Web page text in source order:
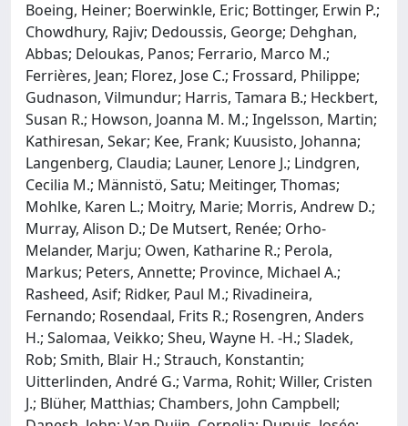
Boeing, Heiner; Boerwinkle, Eric; Bottinger, Erwin P.;
Chowdhury, Rajiv; Dedoussis, George; Dehghan,
Abbas; Deloukas, Panos; Ferrario, Marco M.;
Ferrières, Jean; Florez, Jose C.; Frossard, Philippe;
Gudnason, Vilmundur; Harris, Tamara B.; Heckbert,
Susan R.; Howson, Joanna M. M.; Ingelsson, Martin;
Kathiresan, Sekar; Kee, Frank; Kuusisto, Johanna;
Langenberg, Claudia; Launer, Lenore J.; Lindgren,
Cecilia M.; Männistö, Satu; Meitinger, Thomas;
Mohlke, Karen L.; Moitry, Marie; Morris, Andrew D.;
Murray, Alison D.; De Mutsert, Renée; Orho-
Melander, Marju; Owen, Katharine R.; Perola,
Markus; Peters, Annette; Province, Michael A.;
Rasheed, Asif; Ridker, Paul M.; Rivadineira,
Fernando; Rosendaal, Frits R.; Rosengren, Anders
H.; Salomaa, Veikko; Sheu, Wayne H. -H.; Sladek,
Rob; Smith, Blair H.; Strauch, Konstantin;
Uitterlinden, André G.; Varma, Rohit; Willer, Cristen
J.; Blüher, Matthias; Chambers, John Campbell;